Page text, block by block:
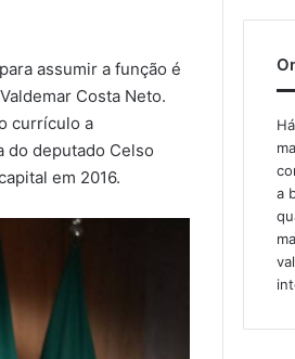
assumir a função é
Costa Neto.
currículo a
do deputado Celso
em 2016.
a